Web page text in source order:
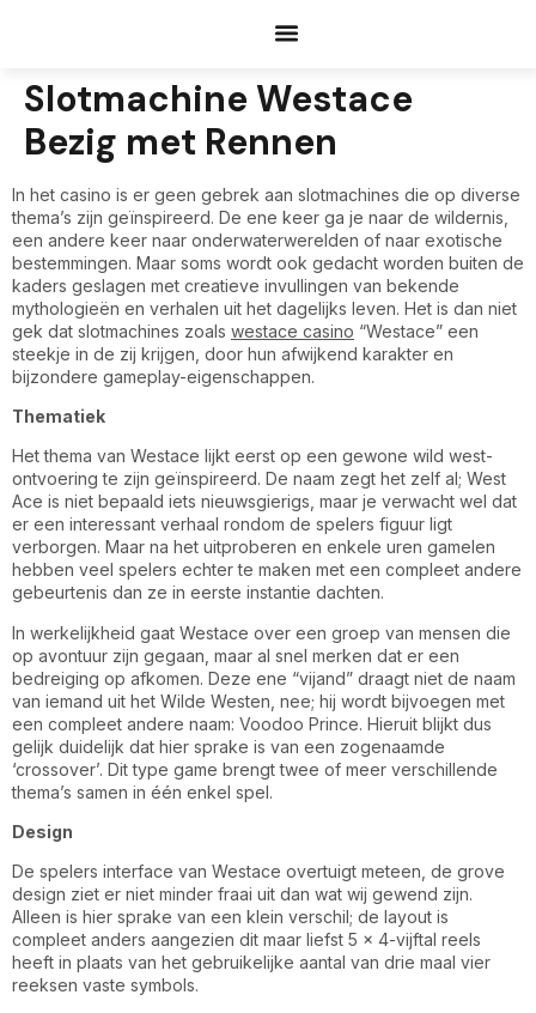
Slotmachine Westace
Bezig met Rennen
In het casino is er geen gebrek aan slotmachines die op diverse
thema’s zijn geïnspireerd. De ene keer ga je naar de wildernis,
een andere keer naar onderwaterwerelden of naar exotische
bestemmingen. Maar soms wordt ook gedacht worden buiten de
kaders geslagen met creatieve invullingen van bekende
mythologieën en verhalen uit het dagelijks leven. Het is dan niet
gek dat slotmachines zoals westace casino “Westace” een
steekje in de zij krijgen, door hun afwijkend karakter en
bijzondere gameplay-eigenschappen.
Thematiek
Het thema van Westace lijkt eerst op een gewone wild west-
ontvoering te zijn geïnspireerd. De naam zegt het zelf al; West
Ace is niet bepaald iets nieuwsgierigs, maar je verwacht wel dat
er een interessant verhaal rondom de spelers figuur ligt
verborgen. Maar na het uitproberen en enkele uren gamelen
hebben veel spelers echter te maken met een compleet andere
gebeurtenis dan ze in eerste instantie dachten.
In werkelijkheid gaat Westace over een groep van mensen die
op avontuur zijn gegaan, maar al snel merken dat er een
bedreiging op afkomen. Deze ene “vijand” draagt niet de naam
van iemand uit het Wilde Westen, nee; hij wordt bijvoegen met
een compleet andere naam: Voodoo Prince. Hieruit blijkt dus
gelijk duidelijk dat hier sprake is van een zogenaamde
‘crossover’. Dit type game brengt twee of meer verschillende
thema’s samen in één enkel spel.
Design
De spelers interface van Westace overtuigt meteen, de grove
design ziet er niet minder fraai uit dan wat wij gewend zijn.
Alleen is hier sprake van een klein verschil; de layout is
compleet anders aangezien dit maar liefst 5 x 4-vijftal reels
heeft in plaats van het gebruikelijke aantal van drie maal vier
reeksen vaste symbols.